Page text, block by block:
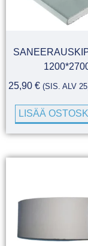
25,90 € (SIS. ALV
LISÄÄ